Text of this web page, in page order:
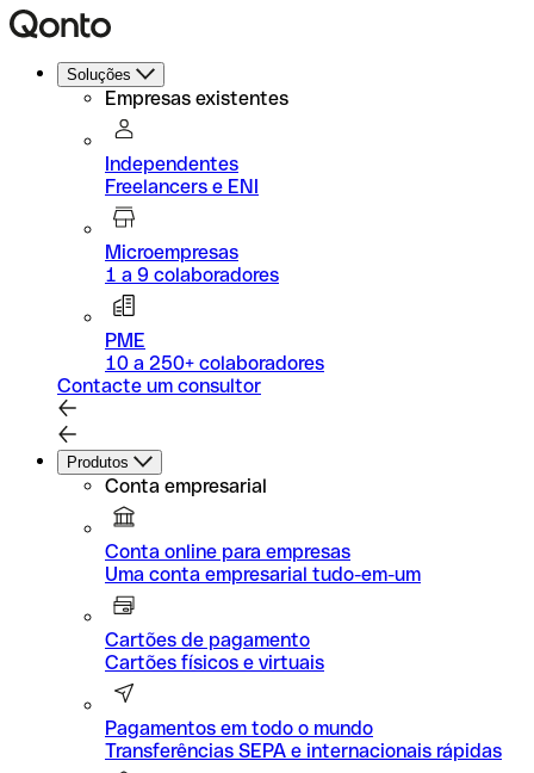
Soluções
Empresas existentes
Independentes
Freelancers e ENI
Microempresas
1 a 9 colaboradores
PME
10 a 250+ colaboradores
Contacte um consultor
Produtos
Conta empresarial
Conta online para empresas
Uma conta empresarial tudo-em-um
Cartões de pagamento
Cartões físicos e virtuais
Pagamentos em todo o mundo
Transferências SEPA e internacionais rápidas